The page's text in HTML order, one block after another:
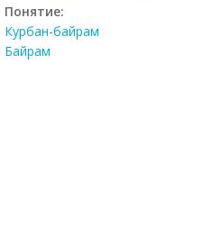
Понятие:
Курбан-байрам
Байрам